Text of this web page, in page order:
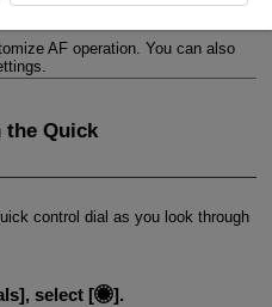
AF operation. You can also
the Quick
control dial as you look through
], select [ ].